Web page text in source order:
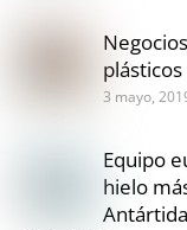
3 mayo,
Equipo
hielo
Antártida